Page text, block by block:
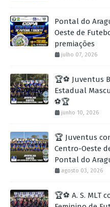
Pontal do
Oeste de
premiações
julho 07, 2026
🏆⚽ Juventus
Estadual
⚽🏆
junho 10, 2026
🏆 Juventus
Centro-Oeste
Pontal do
agosto 03, 2026
🏆⚽ A. S.